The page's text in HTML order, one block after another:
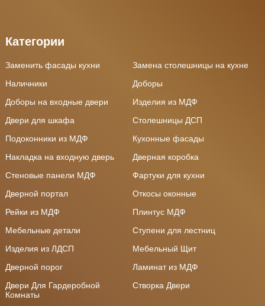
Категории
Заменить фасады кухни
Замена столешницы на кухне
Наличники
Доборы
Доборы на входные двери
Изделия из МДФ
Двери для шкафа
Столешницы ДСП
Подоконники из МДФ
Кухонные фасады
Накладка на входную дверь
Дверная коробка
Стеновые панели МДФ
Фартуки для кухни
Дверной портал
Откосы оконные
Рейки из МДФ
Плинтус МДФ
Мебельные детали
Ступени для лестниц
Изделия из ЛДСП
Мебельный Щит
Дверной порог
Ламинат из МДФ
Двери Для Гардеробной
Комнаты
Створка Двери